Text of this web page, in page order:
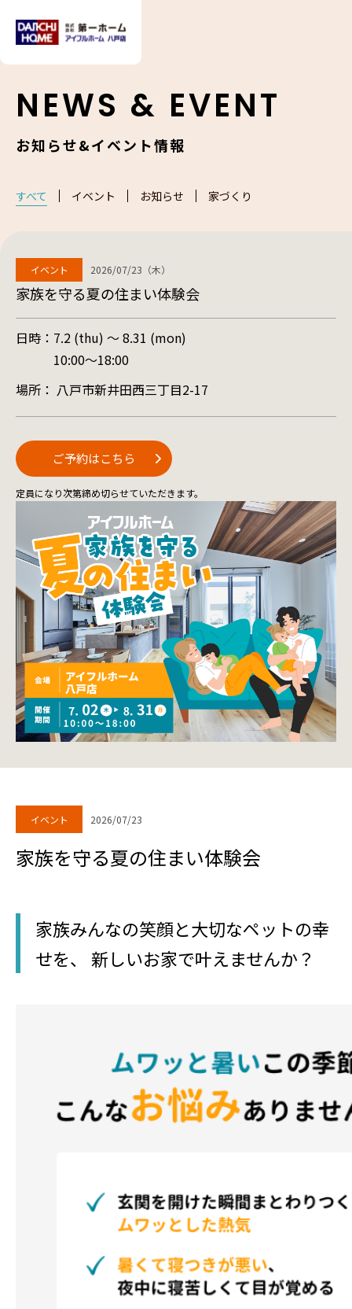
NEWS & EVENT
お知らせ&イベント情報
すべて イベント お知らせ 家づくり
家族を守る夏の住まい体験会
イベント 2026/07/23（木）
日時： 7.2 (thu) 〜 8.31 (mon)
10:00〜18:00
場所： 八戸市新井田西三丁目2-17
ご予約はこちら
定員になり次第締め切らせていただきます。
家族を守る夏の住まい体験会
イベント 2026/07/23
家族みんなの笑顔と大切なペットの幸
せを、 新しいお家で叶えませんか？